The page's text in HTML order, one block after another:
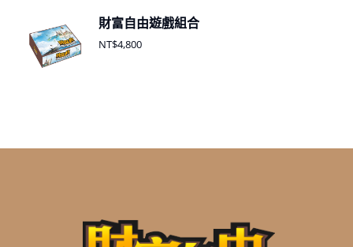
財富自由遊戲組合
NT$4,800